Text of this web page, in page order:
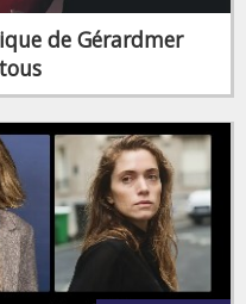
de Gérardmer